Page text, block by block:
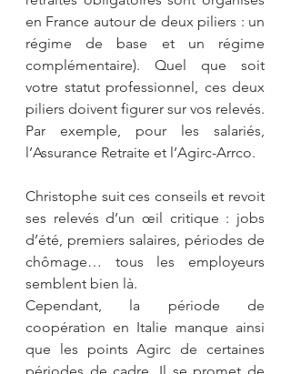
en France autour de deux piliers : un
régime de base et un régime
complémentaire). Quel que soit
votre statut professionnel, ces deux
piliers doivent figurer sur vos relevés.
Par exemple, pour les salariés,
l’Assurance Retraite et l’Agirc-Arrco.
Christophe suit ces conseils et revoit
ses relevés d’un œil critique : jobs
d’été, premiers salaires, périodes de
chômage… tous les employeurs
semblent bien là.
Cependant, la période de
coopération en Italie manque ainsi
que les points Agirc de certaines